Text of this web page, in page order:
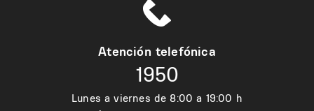
Atención telefónica
1950
Lunes a viernes de 8:00 a 19:00 h